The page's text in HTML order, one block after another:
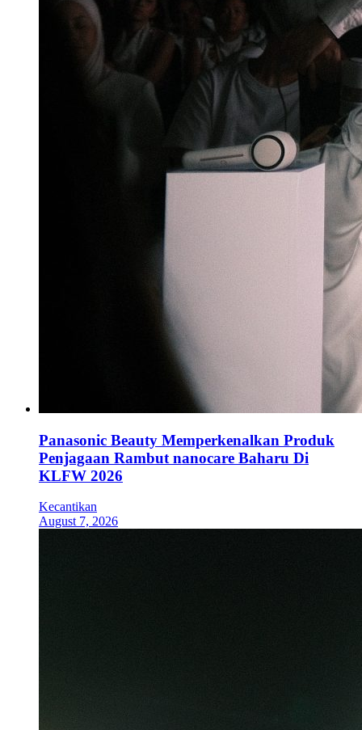
Panasonic Beauty Memperkenalkan Produk
Penjagaan Rambut nanocare Baharu Di
KLFW 2026
Kecantikan
August 7, 2026